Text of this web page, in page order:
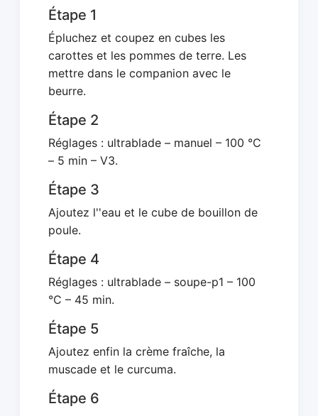
Étape 1
Épluchez et coupez en cubes les
carottes et les pommes de terre. Les
mettre dans le companion avec le
beurre.
Étape 2
Réglages : ultrablade – manuel – 100 °C
– 5 min – V3.
Étape 3
Ajoutez l''eau et le cube de bouillon de
poule.
Étape 4
Réglages : ultrablade – soupe-p1 – 100
°C – 45 min.
Étape 5
Ajoutez enfin la crème fraîche, la
muscade et le curcuma.
Étape 6